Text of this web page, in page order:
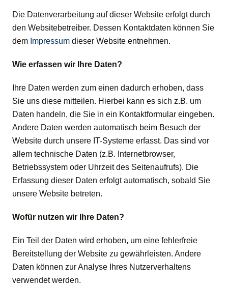
Die Datenverarbeitung auf dieser Website erfolgt durch
den Websitebetreiber. Dessen Kontaktdaten können Sie
dem Impressum dieser Website entnehmen.
Wie erfassen wir Ihre Daten?
Ihre Daten werden zum einen dadurch erhoben, dass
Sie uns diese mitteilen. Hierbei kann es sich z.B. um
Daten handeln, die Sie in ein Kontaktformular eingeben.
Andere Daten werden automatisch beim Besuch der
Website durch unsere IT-Systeme erfasst. Das sind vor
allem technische Daten (z.B. Internetbrowser,
Betriebssystem oder Uhrzeit des Seitenaufrufs). Die
Erfassung dieser Daten erfolgt automatisch, sobald Sie
unsere Website betreten.
Wofür nutzen wir Ihre Daten?
Ein Teil der Daten wird erhoben, um eine fehlerfreie
Bereitstellung der Website zu gewährleisten. Andere
Daten können zur Analyse Ihres Nutzerverhaltens
verwendet werden.